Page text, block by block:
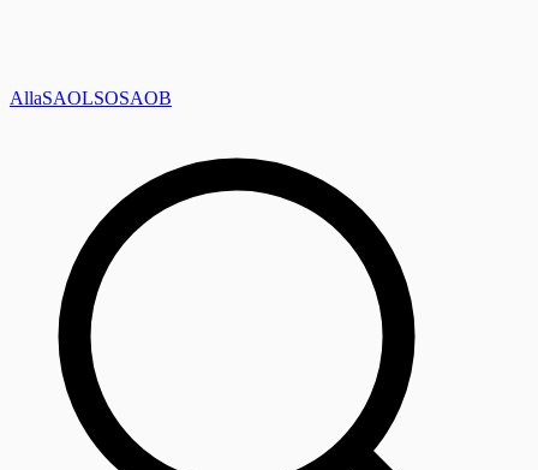
AllaSAOLSOSAOB